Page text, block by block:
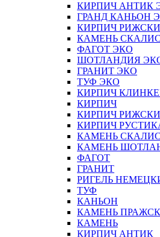
КИРПИЧ АНТИК
ГРАНД КАНЬОН
КИРПИЧ
КАМЕНЬ
ФАГОТ ЭКО
ШОТЛАНДИЯ
ГРАНИТ ЭКО
ТУФ ЭКО
КИРПИЧ
КИРПИЧ
КИРПИЧ
КИРПИЧ
КАМЕНЬ
КАМЕНЬ
ФАГОТ
ГРАНИТ
РИГЕЛЬ
ТУФ
КАНЬОН
КАМЕНЬ
КАМЕНЬ
КИРПИЧ АНТИК